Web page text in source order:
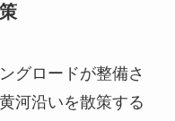
グロードが整備さ
河沿いを散策する